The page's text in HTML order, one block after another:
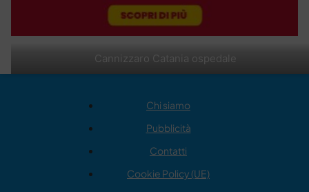
Cannizzaro Catania ospedale
Chi siamo
Pubblicità
Contatti
Cookie Policy (UE)